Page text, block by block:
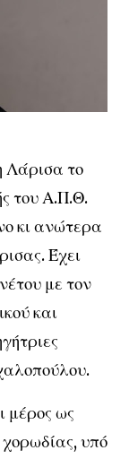
Λάρισα το
του Α.Π.Θ.
κι ανώτερα
Έχει
με τον
και
μέρος ως
υπό